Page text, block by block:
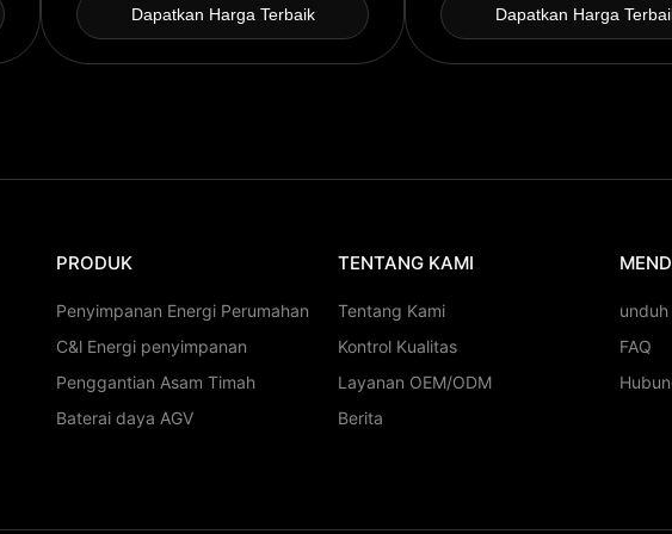
Dapatkan Harga Terbaik Dapatkan Harga
PRODUK
Penyimpanan Energi Perumahan
C&l Energi penyimpanan
Penggantian Asam Timah
Baterai daya AGV
TENTANG KAMI
Tentang Kami
Kontrol Kualitas
Layanan OEM/ODM
Berita
unduh
FAQ